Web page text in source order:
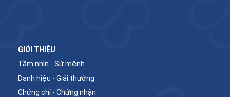
GIỚI THIỆU
Tầm nhìn - Sứ mệnh
Danh hiệu - Giải thưởng
Chứng chỉ - Chứng nhận